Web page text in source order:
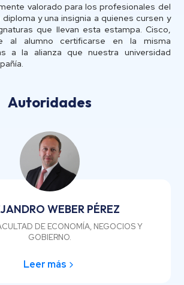
valorado para los profesionales del
y una insignia a quienes cursen y
que llevan esta estampa. Cisco,
al alumno certificarse en la misma
a la alianza que nuestra universidad
Autoridades
WEBER PÉREZ
DE ECONOMÍA, NEGOCIOS Y
GOBIERNO.
Leer más